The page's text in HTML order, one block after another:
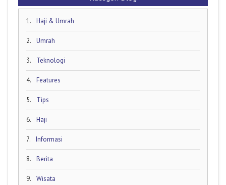
1. Haji & Umrah
2. Umrah
3. Teknologi
4. Features
5. Tips
6. Haji
7. Informasi
8. Berita
9. Wisata